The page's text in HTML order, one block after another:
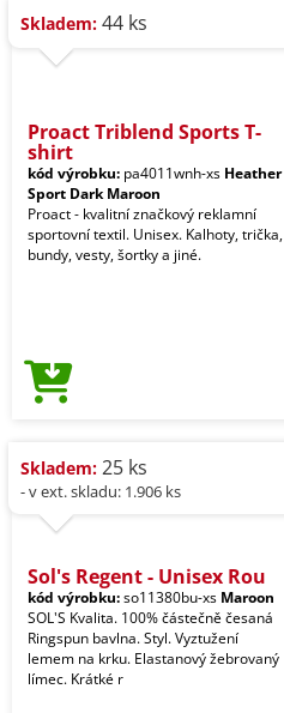
Skladem: 44 ks
Proact Triblend Sports T-
shirt
kód výrobku: pa4011wnh-xs Heather
Sport Dark Maroon
Proact - kvalitní značkový reklamní
sportovní textil. Unisex. Kalhoty, trička,
bundy, vesty, šortky a jiné.
Skladem: 25 ks
- v ext. skladu: 1.906 ks
Sol's Regent - Unisex Rou
kód výrobku:so11380bu-xs Maroon
SOL'S Kvalita. 100% částečně česaná
Ringspun bavlna. Styl. Vyztužení
lemem na krku. Elastanový žebrovaný
límec. Krátké r